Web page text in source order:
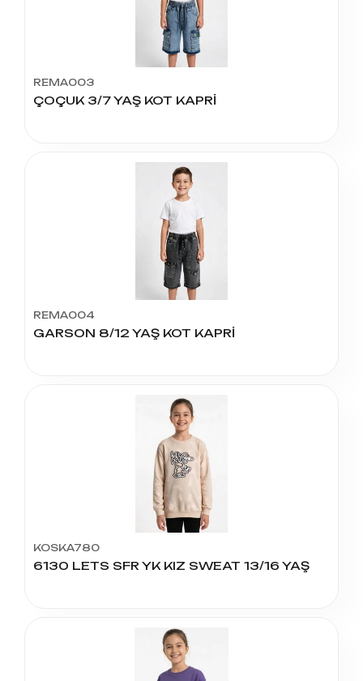
REMA003
ÇOÇUK 3/7 YAŞ KOT KAPRİ
REMA004
GARSON 8/12 YAŞ KOT KAPRİ
KOSKA780
6130 LETS SFR YK KIZ SWEAT 13/16 YAŞ